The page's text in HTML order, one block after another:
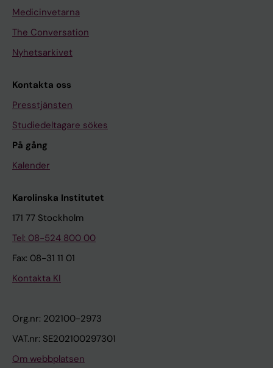
Medicinvetarna
The Conversation
Nyhetsarkivet
Kontakta oss
Presstjänsten
Studiedeltagare sökes
På gång
Kalender
Karolinska Institutet
171 77 Stockholm
Tel: 08-524 800 00
Fax: 08-31 11 01
Kontakta KI
Org.nr: 202100-2973
VAT.nr: SE202100297301
Om webbplatsen